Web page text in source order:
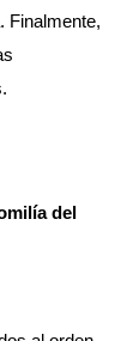
Finalmente,
del